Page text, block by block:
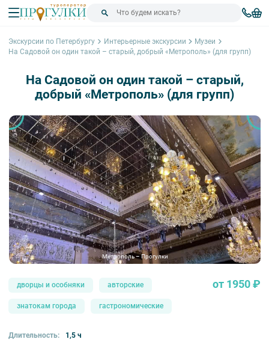
Экскурсии по Петербургу Интерьерные экскурсии
Музеи
На Садовой он один такой – старый, добрый «Метрополь» (для групп)
На Садовой он один такой – старый,
добрый «Метрополь» (для групп)
Метрополь – Прогулки
дворцы и особняки авторские
знатокам города гастрономические
от 1950 ₽
Длительность: 1,5 ч